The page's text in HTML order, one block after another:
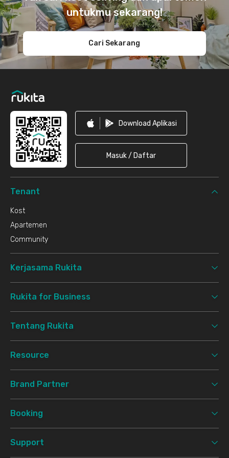
untukmu sekarang!
Cari Sekarang
Download Aplikasi
Masuk / Daftar
Tenant
Kost
Apartemen
Community
Kerjasama Rukita
Rukita for Business
Tentang Rukita
Resource
Brand Partner
Booking
Support